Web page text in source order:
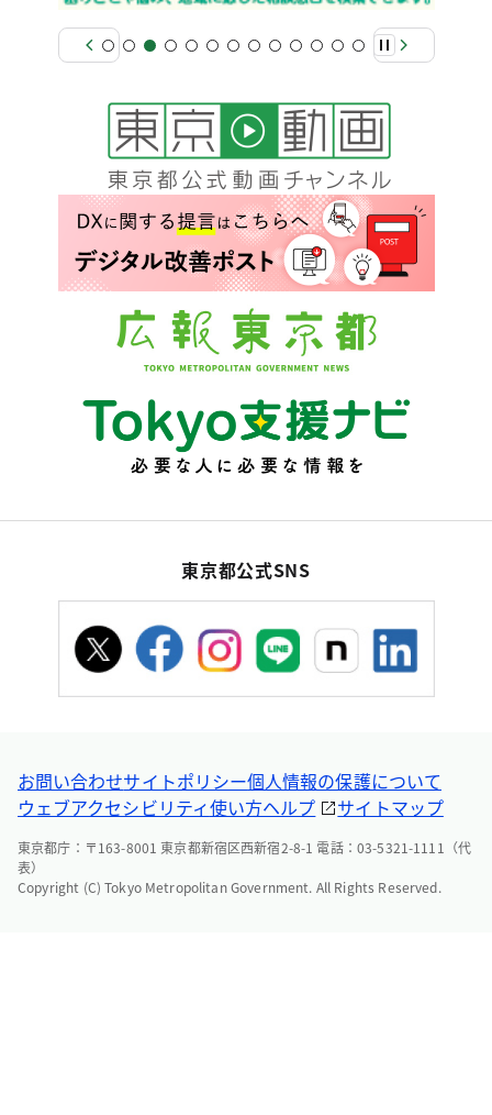
東京都公式SNS
お問い合わせサイトポリシー個人情報の保護について
ウェブアクセシビリティ使い方ヘルプ サイトマップ
東京都庁：〒163-8001 東京都新宿区西新宿2-8-1 電話：03-5321-1111（代
表）
Copyright (C) Tokyo Metropolitan Government. All Rights Reserved.